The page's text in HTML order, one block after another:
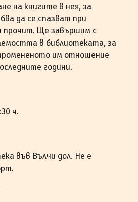
на книгите в нея, за
да се спазват при
прочит. Ще завършим с
в библиотеката, за
им отношение
години.
ч.
във Вълчи дол. Не е